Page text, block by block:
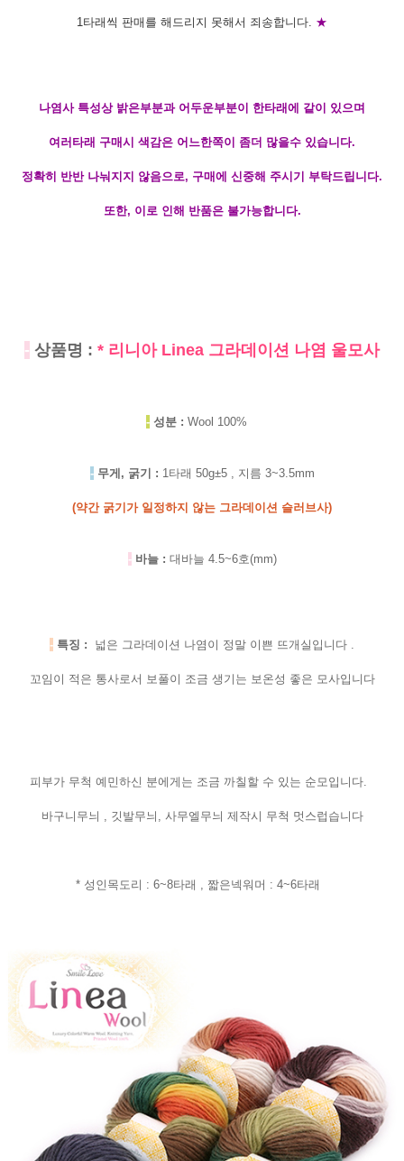
1타래씩 판매를 해드리지 못해서 죄송합니다. ★
나염사 특성상 밝은부분과 어두운부분이 한타래에 같이 있으며
여러타래 구매시 색감은 어느한쪽이 좀더 많을수 있습니다.
정확히 반반 나눠지지 않음으로, 구매에 신중해 주시기 부탁드립니다.
또한, 이로 인해 반품은 불가능합니다.
- 상품명 : * 리니아 Linea 그라데이션 나염 울모사
- 성분 : Wool 100%
- 무게, 굵기 : 1타래 50g±5 , 지름 3~3.5mm
(약간 굵기가 일정하지 않는 그라데이션 슬러브사)
- 바늘 : 대바늘 4.5~6호(mm)
- 특징 : 넓은 그라데이션 나염이 정말 이쁜 뜨개실입니다 .
꼬임이 적은 통사로서 보풀이 조금 생기는 보온성 좋은 모사입니다
피부가 무척 예민하신 분에게는 조금 까칠할 수 있는 순모입니다.
바구니무늬 , 깃발무늬, 사무엘무늬 제작시 무척 멋스럽습니다
* 성인목도리 : 6~8타래 , 짧은넥워머 : 4~6타래